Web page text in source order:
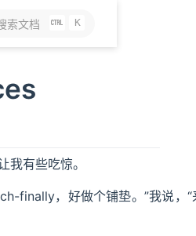
索文档 K
有些吃惊。
finally，好做个铺垫。”我说，“